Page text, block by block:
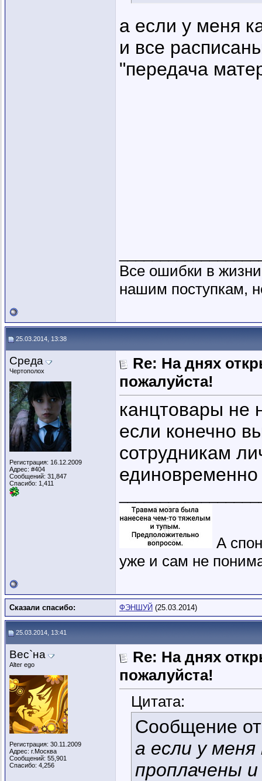
а если у меня
и все
"передача
Все ошибки в
нашим поступкам,
25.03.2014, 13:38
Среда
Чертополох
Регистрация: 16.12.2009
Адрес: #404
Сообщений: 31,847
Спасибо: 1,411
Re: На днях
пожалуйста!
канцтовары не
если конечно
сотрудникам
А
уже и сам не
Сказали спасибо: ФЭНШУЙ (25.03.2014)
25.03.2014, 13:41
Вес`на
Alter ego
Регистрация: 30.11.2009
Адрес: г.Москва
Сообщений: 55,901
Спасибо: 4,256
Re: На днях
пожалуйста!
Цитата:
Сообщение
а если у
проплачены